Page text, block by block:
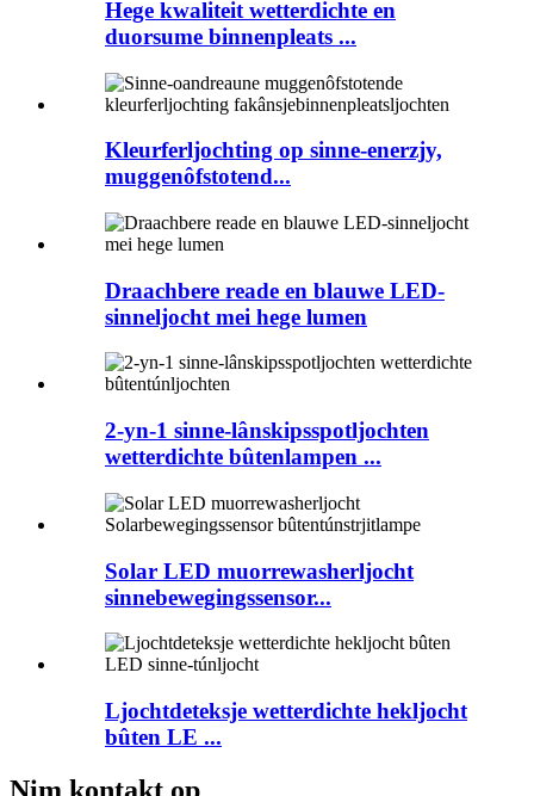
Hege kwaliteit wetterdichte en
duorsume binnenpleats ...
Kleurferljochting op sinne-enerzjy,
muggenôfstotend...
Draachbere reade en blauwe LED-
sinneljocht mei hege lumen
2-yn-1 sinne-lânskipsspotljochten
wetterdichte bûtenlampen ...
Solar LED muorrewasherljocht
sinnebewegingssensor...
Ljochtdeteksje wetterdichte hekljocht
bûten LE ...